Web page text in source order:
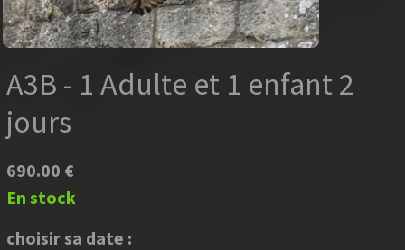
A3B - 1 Adulte et 1 enfant 2
jours
690.00 €
En stock
choisir sa date :